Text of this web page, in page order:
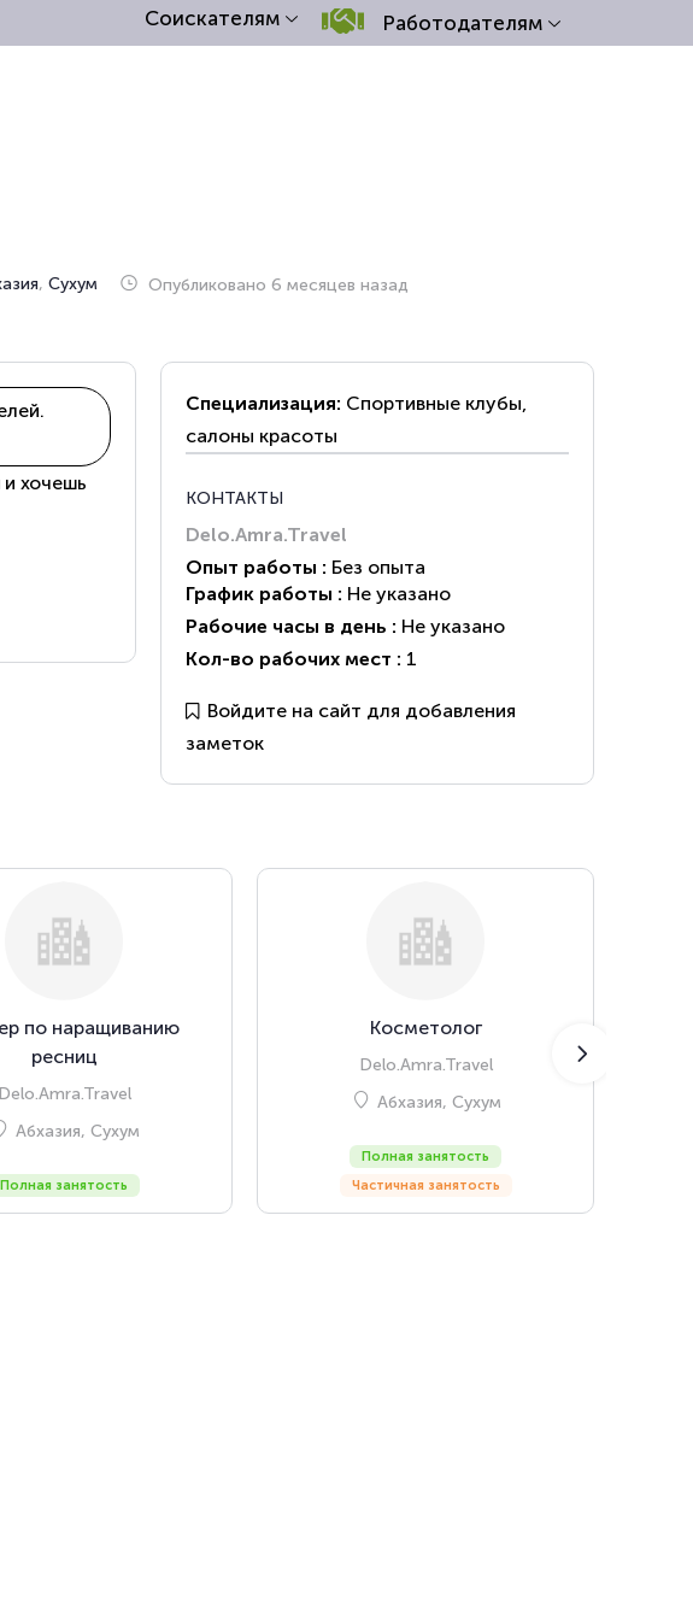
Соискателям Работодателям
, Сухум
Опубликовано 6 месяцев назад
и хочешь
Специализация: Спортивные клубы,
салоны красоты
КОНТАКТЫ
Delo.Amra.Travel
Опыт работы : Без опыта
График работы : Не указано
Рабочие часы в день : Не указано
Кол-во рабочих мест : 1
Войдите на сайт для добавления
заметок
по наращиванию
ресниц
Delo.Amra.Travel
Абхазия, Сухум
Полная занятость
Косметолог
Delo.Amra.Travel
Абхазия, Сухум
Полная занятость
Частичная занятость